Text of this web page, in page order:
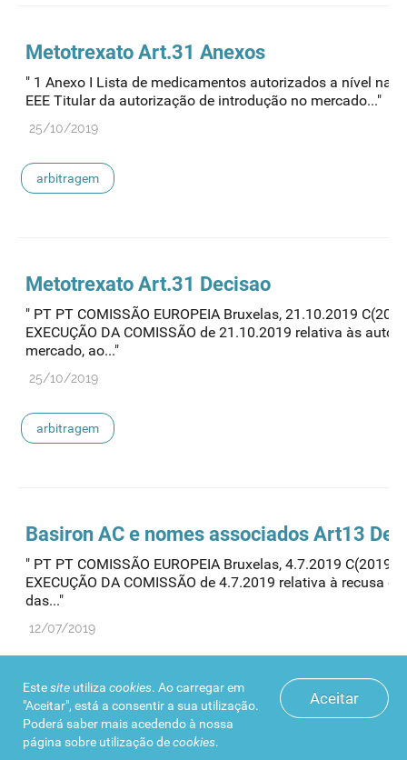
Metotrexato Art.31 Anexos
" 1 Anexo I Lista de medicamentos autorizados a nível
EEE Titular da autorização de introdução no mercado..."
25/10/2019
arbitragem
Metotrexato Art.31 Decisao
" PT PT COMISSÃO EUROPEIA Bruxelas, 21.10.2019
EXECUÇÃO DA COMISSÃO de 21.10.2019 relativa às
mercado, ao..."
25/10/2019
arbitragem
Basiron AC e nomes associados Art13
" PT PT COMISSÃO EUROPEIA Bruxelas, 4.7.2019 C(2019)
EXECUÇÃO DA COMISSÃO de 4.7.2019 relativa à recusa
das..."
12/07/2019
arbitragem
Aceitar
Estesite utiliza cookies. Ao carregar em
"Aceitar", está a consentir a sua utilização.
Poderá saber mais acedendo à nossa
página sobre utilização decookies.